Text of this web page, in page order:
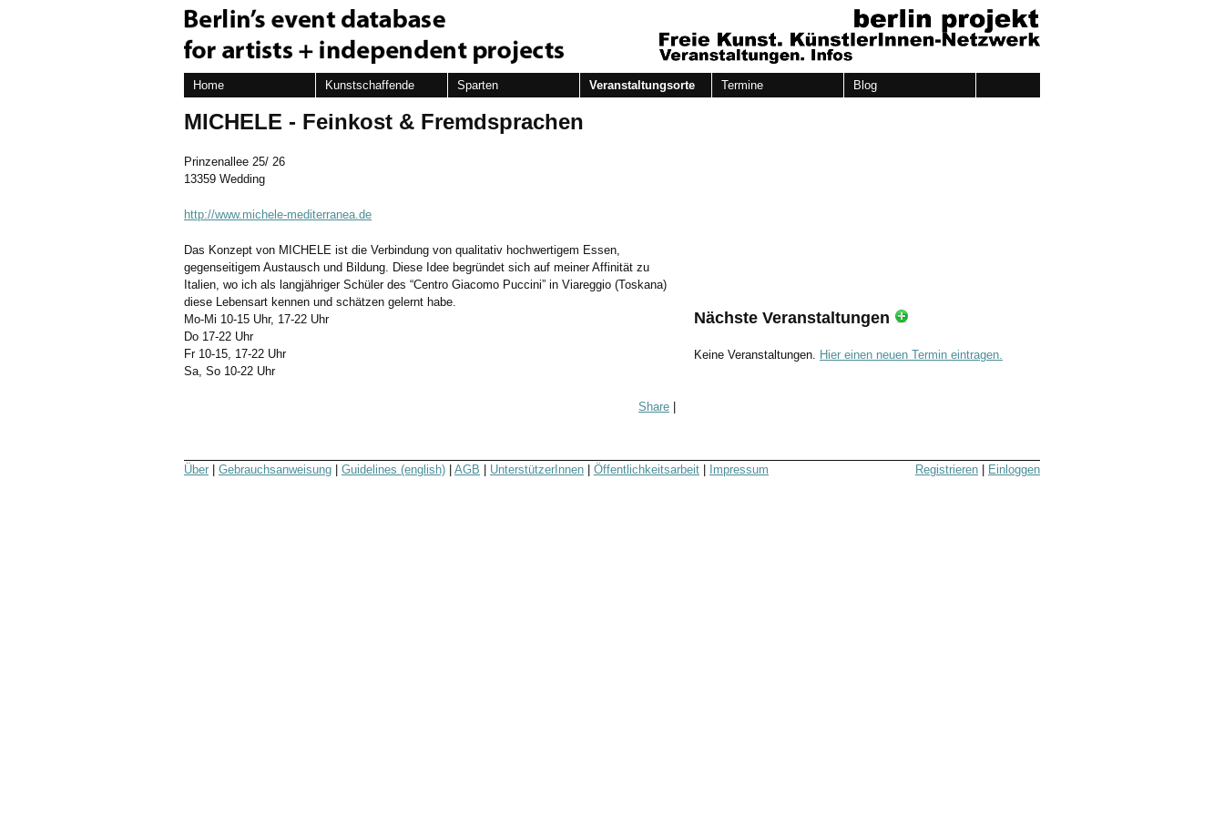
Home Kunstschaffende Sparten Veranstaltungsorte Termine Blog
MICHELE - Feinkost & Fremdsprachen
Prinzenallee 25/ 26
13359 Wedding
http://www.michele-mediterranea.de
Das Konzept von MICHELE ist die Verbindung von qualitativ hochwertigem Essen,
gegenseitigem Austausch und Bildung. Diese Idee begründet sich auf meiner Affinität zu
Italien, wo ich als langjähriger Schüler des “Centro Giacomo Puccini” in Viareggio (Toskana)
diese Lebensart kennen und schätzen gelernt habe.
Mo-Mi 10-15 Uhr, 17-22 Uhr
Do 17-22 Uhr
Fr 10-15, 17-22 Uhr
Sa, So 10-22 Uhr
Share
Nächste Veranstaltungen
Keine Veranstaltungen. Hier einen neuen Termin eintragen.
Registrieren Einloggen
Über Gebrauchsanweisung Guidelines (english) AGB UnterstützerInnen Öffentlichkeitsarbeit Impressum